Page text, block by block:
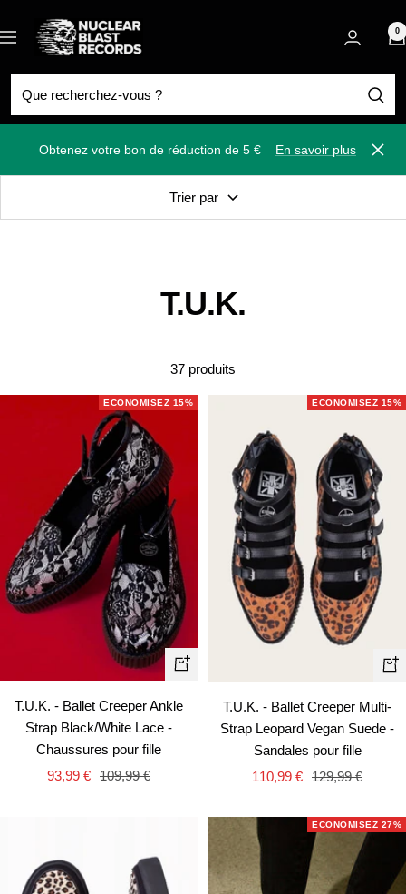
au
contenu
Navigation
Nuclear
Blast
0
Obtenez votre bon de réduction de 5 € En savoir plus
Trier par
T.U.K.
37 produits
ECONOMISEZ 15%
Apercu
T.U.K. - Ballet Creeper Ankle
Strap Black/White Lace -
Chaussures pour fille
Prix
93,99 € Prix
109,99 €
ECONOMISEZ 15%
T.U.K. - Ballet Creeper Multi-
Strap Leopard Vegan Suede -
Sandales pour fille
Prix
vente
110,99 € Prix
129,99 €
ECONOMISEZ 27%